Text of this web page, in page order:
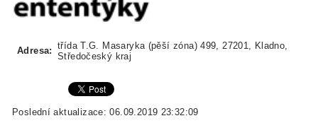
Adresa: třída T.G. Masaryka (pěší zóna) 499, 27201, Kladno,
Středočeský kraj
Poslední aktualizace: 06.09.2019 23:32:09